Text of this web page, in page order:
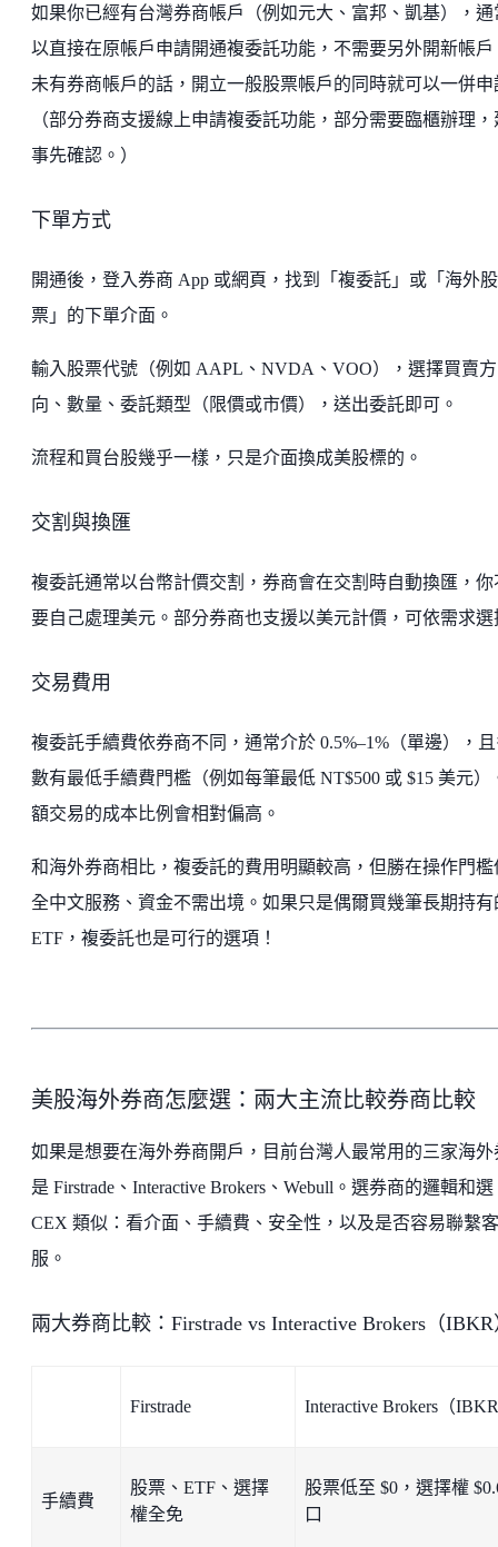
如果你已經有台灣券商帳戶（例如元大、富邦、凱基），通
以直接在原帳戶申請開通複委託功能，不需要另外開新帳戶
未有券商帳戶的話，開立一般股票帳戶的同時就可以一併申
（部分券商支援線上申請複委託功能，部分需要臨櫃辦理，
事先確認。）
下單方式
開通後，登入券商 App 或網頁，找到「複委託」或「海外股
票」的下單介面。
輸入股票代號（例如 AAPL、NVDA、VOO），選擇買賣方
向、數量、委託類型（限價或市價），送出委託即可。
流程和買台股幾乎一樣，只是介面換成美股標的。
交割與換匯
複委託通常以台幣計價交割，券商會在交割時自動換匯，你
要自己處理美元。部分券商也支援以美元計價，可依需求選
交易費用
複委託手續費依券商不同，通常介於 0.5%–1%（單邊），
數有最低手續費門檻（例如每筆最低 NT$500 或 $15 美元）
額交易的成本比例會相對偏高。
和海外券商相比，複委託的費用明顯較高，但勝在操作門檻
全中文服務、資金不需出境。如果只是偶爾買幾筆長期持有
ETF，複委託也是可行的選項！
美股海外券商怎麼選：兩大主流比較券商比較
如果是想要在海外券商開戶，目前台灣人最常用的三家海外
是 Firstrade、Interactive Brokers、Webull。選券商的邏輯和選
CEX 類似：看介面、手續費、安全性，以及是否容易聯繫客
服。
兩大券商比較：Firstrade vs Interactive Brokers（
Firstrade Interactive Brokers（
手續費
股票、ETF、選擇
權全免
股票低至 $0，選擇權
口